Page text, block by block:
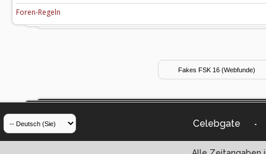
Foren-Regeln
Celebgate -